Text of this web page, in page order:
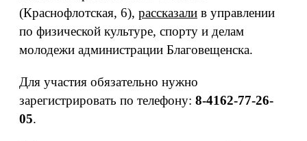
(Краснофлотская, 6), рассказали в управлении
по физической культуре, спорту и делам
молодежи администрации Благовещенска.
Для участия обязательно нужно
зарегистрировать по телефону: 8-4162-77-26-
05.